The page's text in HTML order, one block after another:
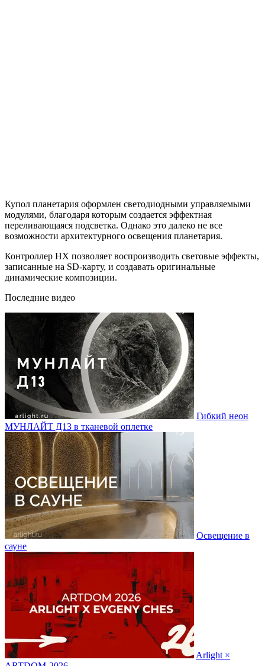
Купол планетария оформлен светодиодными управляемыми
модулями, благодаря которым создается эффектная
переливающаяся подсветка. Однако это далеко не все
возможности архитектурного освещения планетария.
Контроллер HX позволяет воспроизводить световые эффекты,
записанные на SD-карту, и создавать оригинальные
динамические композиции.
Последние видео
Гибкий неон
МУНЛАЙТ Д13 в тканевой оплетке
Освещение в
сауне
Arlight ×